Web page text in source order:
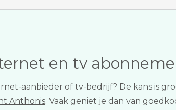
en tv
aanbieder of tv-bedrijf? De kans is
Anthonis. Vaak geniet je dan van